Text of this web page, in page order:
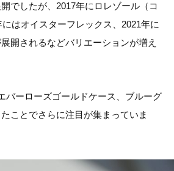
でしたが、2017年にロレゾール（コ
はオイスターフレックス、2021年に
開されるなどバリエーションが増え
バーローズゴールドケース、ブルーグ
ことでさらに注目が集まっていま